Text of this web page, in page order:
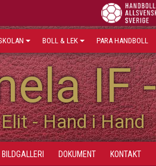
BOLL & LEK PARA HANDBOLL
IF
- Hand i Hand
BILDGALLERI DOKUMENT KONTAKT